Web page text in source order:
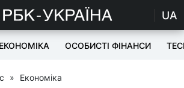
UA
ЕКОНОМІКА ОСОБИСТІ ФІНАНСИ
» Економіка